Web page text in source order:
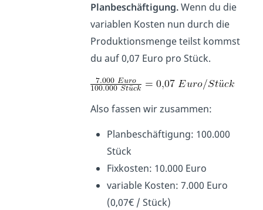
Planbeschäftigung.Wenn du die
variablen Kosten nun durch die
Produktionsmenge teilst kommst
du auf 0,07 Euro pro Stück.
Also fassen wir zusammen:
Planbeschäftigung: 100.000
Stück
Fixkosten: 10.000 Euro
variable Kosten: 7.000 Euro
(0,07€ / Stück)